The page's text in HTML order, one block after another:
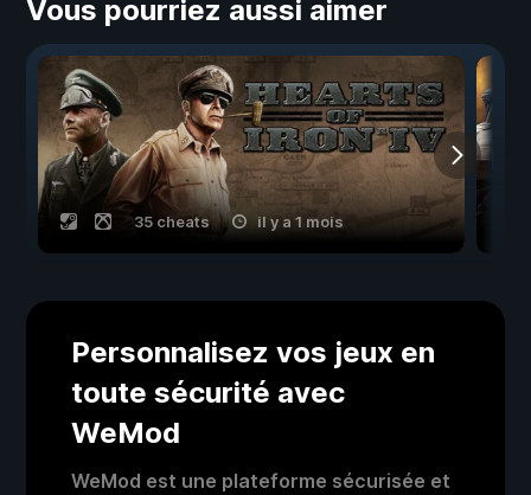
Vous pourriez aussi aimer
35 cheats il y a 1 mois
Personnalisez vos jeux en
toute sécurité avec
WeMod
WeMod est une plateforme sécurisée et